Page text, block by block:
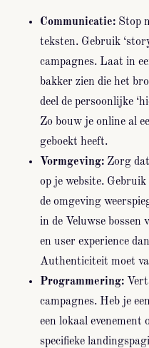
Communicatie: Stop
teksten. Gebruik
campagnes. Laat in
bakker zien die het
deel de persoonlijke
Zo bouw je online al
geboekt heeft.
Vormgeving: Zorg
op je website.
de omgeving
in de Veluwse bossen
en user experience
Authenticiteit moet
Programmering:
campagnes. Heb je
een lokaal evenement
specifieke